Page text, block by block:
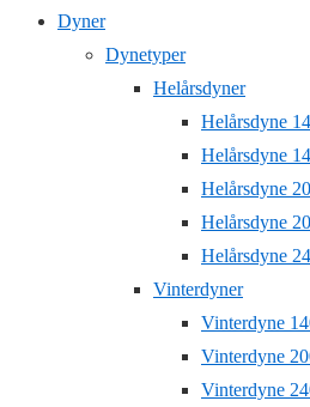
Dyner
Dynetyper
Helårsdyner
Helårsdyne
Helårsdyne
Helårsdyne
Helårsdyne
Helårsdyne
Vinterdyner
Vinterdyne
Vinterdyne
Vinterdyne